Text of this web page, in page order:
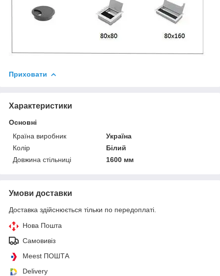
Приховати
Характеристики
Основні
Країна виробник
Україна
Колір
Білий
Довжина стільниці
1600 мм
Умови доставки
Доставка здійснюється тільки по передоплаті.
Нова Пошта
Самовивіз
Meest ПОШТА
Delivery